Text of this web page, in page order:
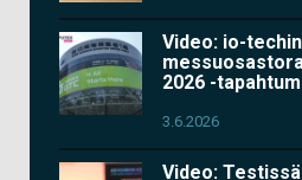
Video: io-techin
2026 -
3.6.2026
Video: